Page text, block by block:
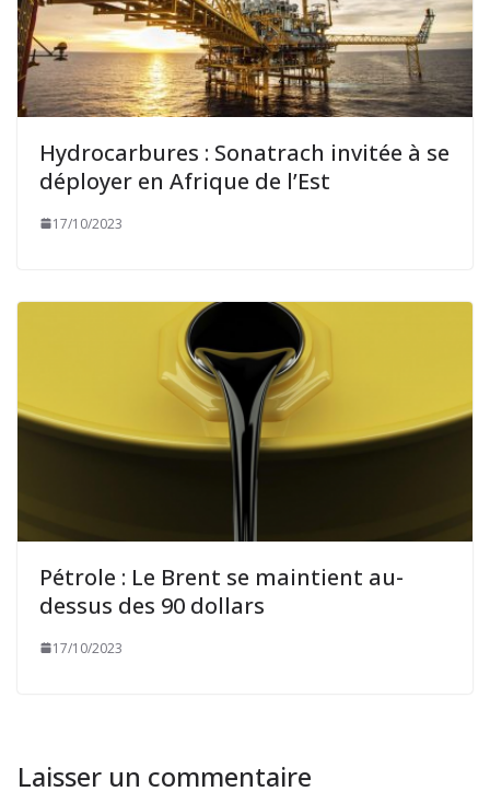
Hydrocarbures : Sonatrach invitée à se
déployer en Afrique de l’Est
17/10/2023
Pétrole : Le Brent se maintient au-
dessus des 90 dollars
17/10/2023
Laisser un commentaire